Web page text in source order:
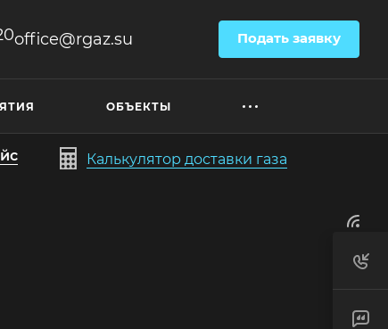
office@rgaz.su Подать заявку
ОБЪЕКТЫ
Калькулятор доставки газа